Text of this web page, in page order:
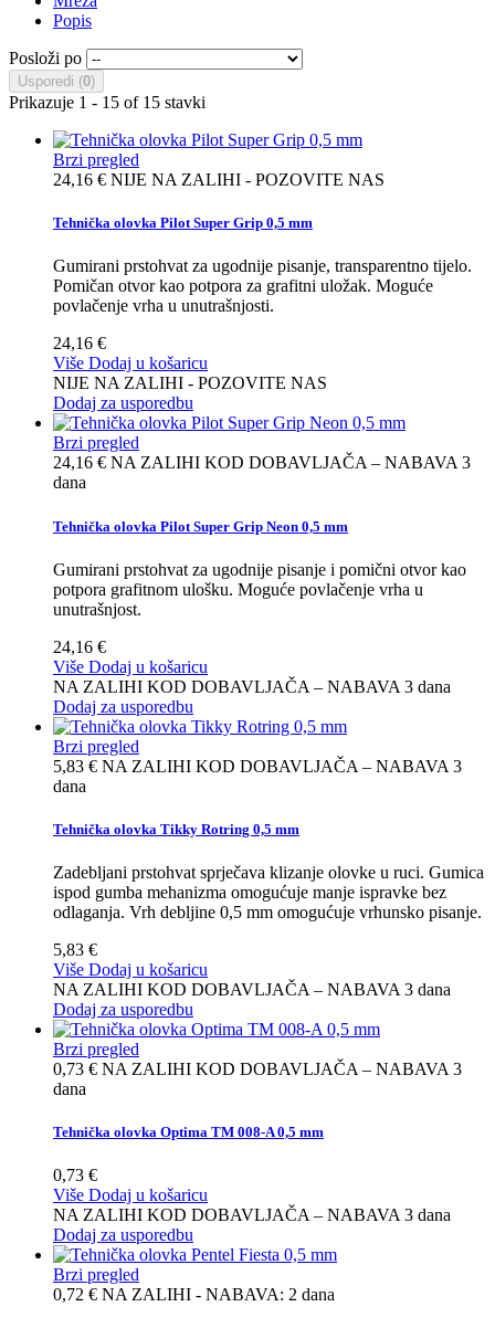
Popis
Posloži po
Usporedi (0)
Prikazuje 1 - 15 of 15 stavki
Brzi pregled
24,16 € NIJE NA ZALIHI - POZOVITE NAS
Tehnička olovka Pilot Super Grip 0,5 mm
Gumirani prstohvat za ugodnije pisanje, transparentno tijelo.
Pomičan otvor kao potpora za grafitni uložak. Moguće
povlačenje vrha u unutrašnjosti.
24,16 €
Više Dodaj u košaricu
NIJE NA ZALIHI - POZOVITE NAS
Dodaj za usporedbu
Brzi pregled
24,16 € NA ZALIHI KOD DOBAVLJAČA – NABAVA 3
dana
Tehnička olovka Pilot Super Grip Neon 0,5 mm
Gumirani prstohvat za ugodnije pisanje i pomični otvor kao
potpora grafitnom ulošku. Moguće povlačenje vrha u
unutrašnjost.
24,16 €
Više Dodaj u košaricu
NA ZALIHI KOD DOBAVLJAČA – NABAVA 3 dana
Dodaj za usporedbu
Brzi pregled
5,83 € NA ZALIHI KOD DOBAVLJAČA – NABAVA 3
dana
Tehnička olovka Tikky Rotring 0,5 mm
Zadebljani prstohvat sprječava klizanje olovke u ruci. Gumica
ispod gumba mehanizma omogućuje manje ispravke bez
odlaganja. Vrh debljine 0,5 mm omogućuje vrhunsko pisanje.
5,83 €
Više Dodaj u košaricu
NA ZALIHI KOD DOBAVLJAČA – NABAVA 3 dana
Dodaj za usporedbu
Brzi pregled
0,73 € NA ZALIHI KOD DOBAVLJAČA – NABAVA 3
dana
Tehnička olovka Optima TM 008-A 0,5 mm
0,73 €
Više Dodaj u košaricu
NA ZALIHI KOD DOBAVLJAČA – NABAVA 3 dana
Dodaj za usporedbu
Brzi pregled
0,72 € NA ZALIHI - NABAVA: 2 dana